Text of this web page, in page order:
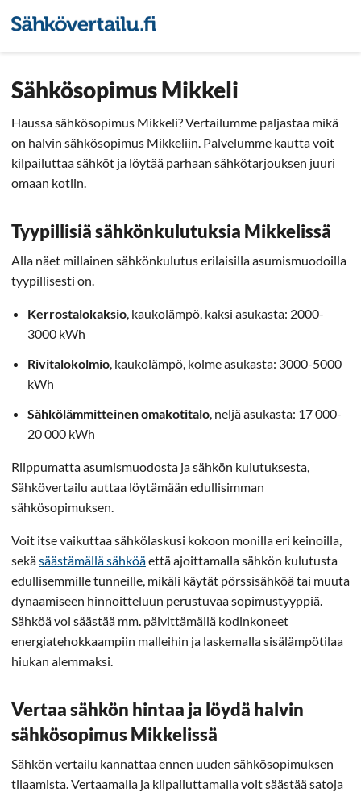
Sähkösopimus Mikkeli
Haussa sähkösopimus Mikkeli? Vertailumme paljastaa mikä
on halvin sähkösopimus Mikkeliin. Palvelumme kautta voit
kilpailuttaa sähköt ja löytää parhaan sähkötarjouksen juuri
omaan kotiin.
Tyypillisiä sähkönkulutuksia Mikkelissä
Alla näet millainen sähkönkulutus erilaisilla asumismuodoilla
tyypillisesti on.
Kerrostalokaksio, kaukolämpö, kaksi asukasta: 2000-
3000 kWh
Rivitalokolmio, kaukolämpö, kolme asukasta: 3000-5000
kWh
Sähkölämmitteinen omakotitalo, neljä asukasta: 17 000-
20 000 kWh
Riippumatta asumismuodosta ja sähkön kulutuksesta,
Sähkövertailu auttaa löytämään edullisimman
sähkösopimuksen.
Voit itse vaikuttaa sähkölaskusi kokoon monilla eri keinoilla,
sekäsäästämällä sähköäettä ajoittamalla sähkön kulutusta
edullisemmille tunneille, mikäli käytät pörssisähköä tai muuta
dynaamiseen hinnoitteluun perustuvaa sopimustyyppiä.
Sähköä voi säästää mm. päivittämällä kodinkoneet
energiatehokkaampiin malleihin ja laskemalla sisälämpötilaa
hiukan alemmaksi.
Vertaa sähkön hintaa ja löydä halvin
sähkösopimus Mikkelissä
Sähkön vertailu kannattaa ennen uuden sähkösopimuksen
tilaamista. Vertaamalla ja kilpailuttamalla voit säästää satoja